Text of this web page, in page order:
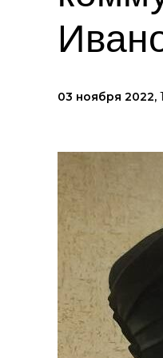
03 ноября 2022,